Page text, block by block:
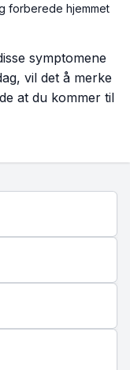
forberede hjemmet
symptomene
vil det å merke
at du kommer til